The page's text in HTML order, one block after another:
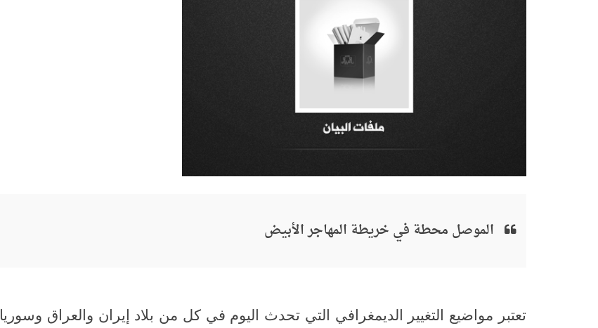
الموصل محطة في خريطة المهاجر الأبيض
تعتبر مواضيع التغيير الديمغرافي التي تحدث اليوم في كل من بلاد إيران والعراق وسوريا